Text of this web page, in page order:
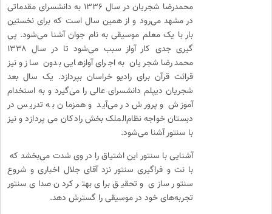
محمدرضا شجریان در سال ۱۳۳۶ به دانشسرای مقدماتی
در مشهد می‌رود و از همین سال است که برای نخستین
بار با یک معلم موسیقی به نام جوان ‌آشنا می‌شود. پی
گیری جدی کار آواز سبب می‌شود تا در سال ۱۳۳۸
محمدرضا شجریان به اجرای آوازهایی بدون ساز و نیز
قرائت قرآن برای رادیو خراسان بپردازد. یک سال بعد
شجریان دیپلم دانشسرای عالی را می‌گیرد و به استخدام
آموزش و پرورش در می‌آید و همزمان به تدریس در
دبستان خواجه نظام‌الملک بخش رادکان می پردازد و نیز
با سنتور آشنا می‌شود.
آشنایی با سنتور این اشتیاق را در وی شدت می‌بخشد که
با نت و فراگیری سنتور نزد آقای جلال اخباری و شروع
سنتور سازی و تحقیق برای بهتر کردن صدای سنتور
تجربه‌های خود در موسیقی را گسترش دهد.